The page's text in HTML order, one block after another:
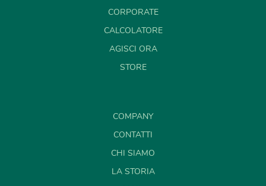
CORPORATE
CALCOLATORE
AGISCI ORA
STORE
COMPANY
CONTATTI
CHI SIAMO
LA STORIA